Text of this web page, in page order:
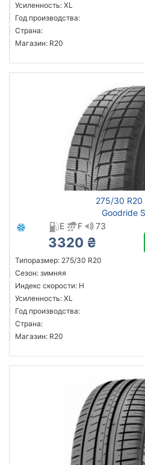
Усиленность: XL
Год производства:
Страна:
Магазин: R20
275/30 R20
Goodride
E
F 73
3320 ₴
Типоразмер: 275/30 R20
Сезон: зимняя
Индекс скорости: H
Усиленность: XL
Год производства:
Страна:
Магазин: R20